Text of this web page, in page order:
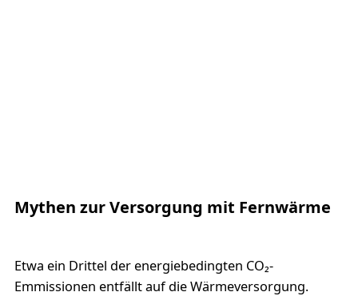
Mythen zur Versorgung mit Fernwärme
Etwa ein Drittel der energiebedingten CO₂-
Emmissionen entfällt auf die Wärmeversorgung.